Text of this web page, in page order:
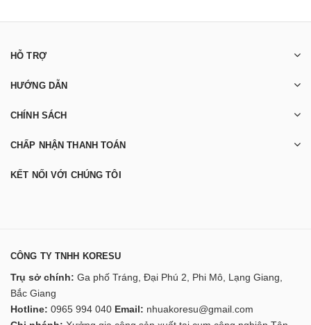
HỖ TRỢ
HƯỚNG DẪN
CHÍNH SÁCH
CHẤP NHẬN THANH TOÁN
KẾT NỐI VỚI CHÚNG TÔI
CÔNG TY TNHH KORESU
Trụ sở chính: Ga phố Tráng, Đại Phú 2, Phi Mô, Lạng Giang,
Bắc Giang
Hotline: 0965 994 040 Email: nhuakoresu@gmail.com